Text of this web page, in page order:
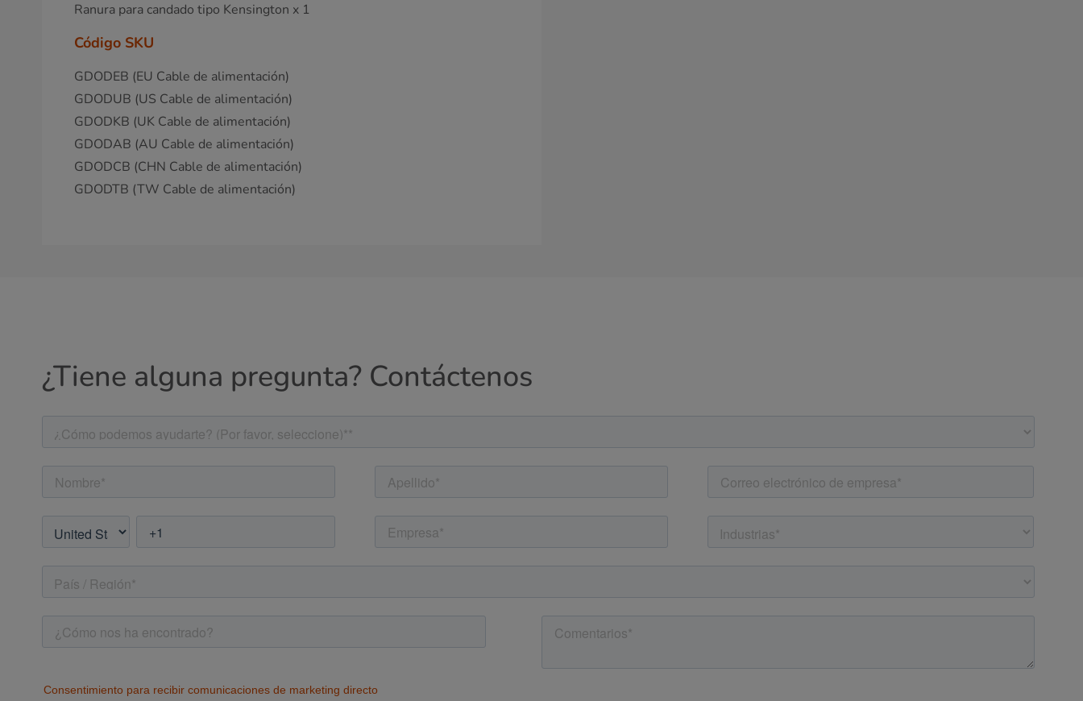
Ranura para candado tipo Kensington x 1
Código SKU
GDODEB (EU Cable de alimentación)
GDODUB (US Cable de alimentación)
GDODKB (UK Cable de alimentación)
GDODAB (AU Cable de alimentación)
GDODCB (CHN Cable de alimentación)
GDODTB (TW Cable de alimentación)
Yes, I agree
¿Tiene alguna pregunta? Contáctenos